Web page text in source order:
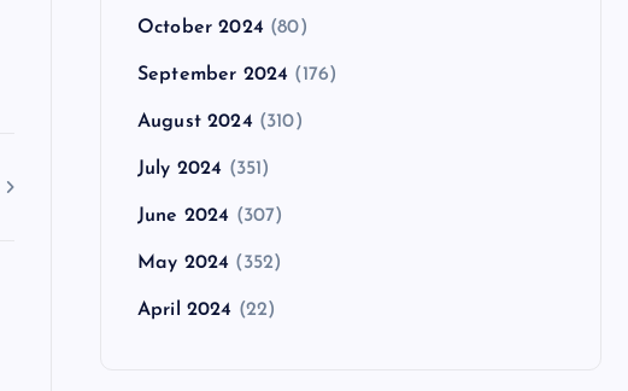
October 2024 (80)
September 2024 (176)
August 2024 (310)
July 2024 (351)
June 2024 (307)
May 2024 (352)
April 2024 (22)